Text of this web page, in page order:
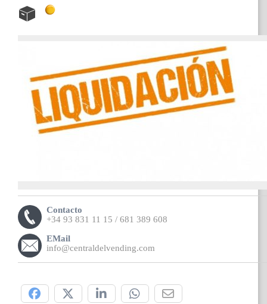
Contacto
+34 93 831 11 15 / 681 389 608
EMail
info@centraldelvending.com